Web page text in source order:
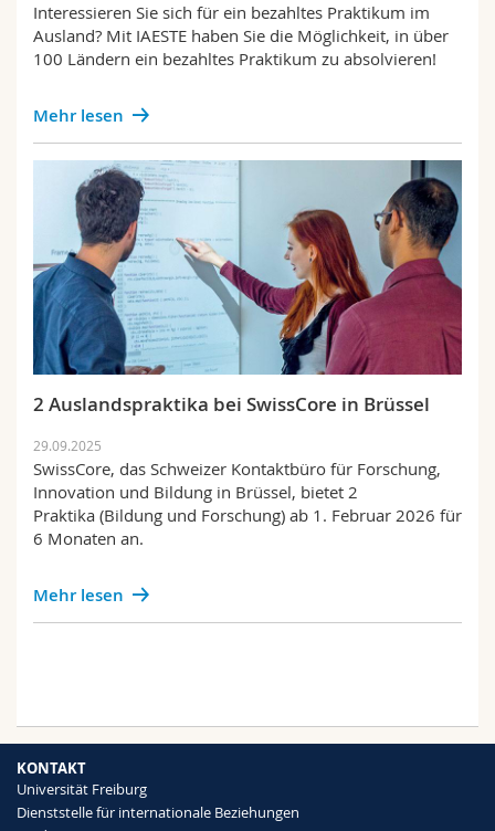
Interessieren Sie sich für ein bezahltes Praktikum im
Ausland? Mit IAESTE haben Sie die Möglichkeit, in über
100 Ländern ein bezahltes Praktikum zu absolvieren!
Mehr lesen
2 Auslandspraktika bei SwissCore in Brüssel
29.09.2025
SwissCore, das Schweizer Kontaktbüro für Forschung,
Innovation und Bildung in Brüssel, bietet 2
Praktika (Bildung und Forschung) ab 1. Februar 2026 für
6 Monaten an.
Mehr lesen
KONTAKT
Universität Freiburg
Dienststelle für internationale Beziehungen